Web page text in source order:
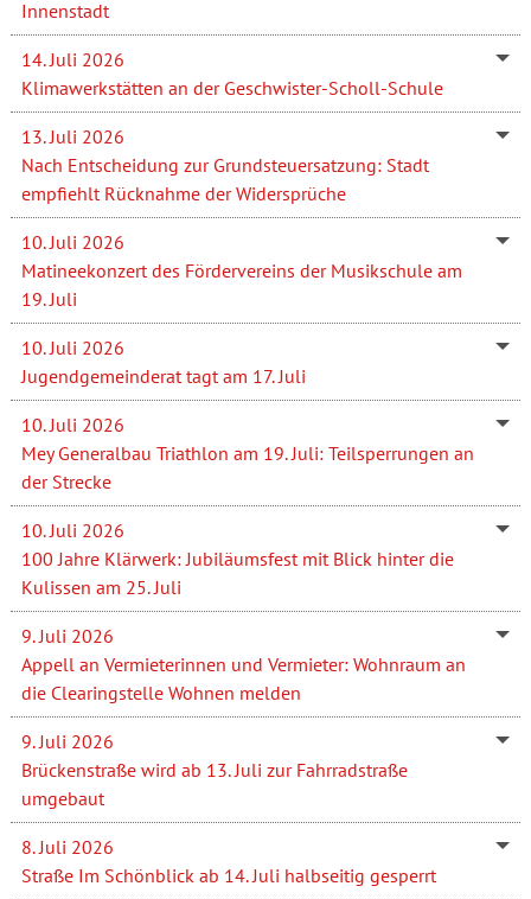
Innenstadt
14. Juli 2026
Klimawerkstätten an der Geschwister-Scholl-Schule
13. Juli 2026
Nach Entscheidung zur Grundsteuersatzung: Stadt
empfiehlt Rücknahme der Widersprüche
10. Juli 2026
Matineekonzert des Fördervereins der Musikschule am
19. Juli
10. Juli 2026
Jugendgemeinderat tagt am 17. Juli
10. Juli 2026
Mey Generalbau Triathlon am 19. Juli: Teilsperrungen an
der Strecke
10. Juli 2026
100 Jahre Klärwerk: Jubiläumsfest mit Blick hinter die
Kulissen am 25. Juli
9. Juli 2026
Appell an Vermieterinnen und Vermieter: Wohnraum an
die Clearingstelle Wohnen melden
9. Juli 2026
Brückenstraße wird ab 13. Juli zur Fahrradstraße
umgebaut
8. Juli 2026
Straße Im Schönblick ab 14. Juli halbseitig gesperrt